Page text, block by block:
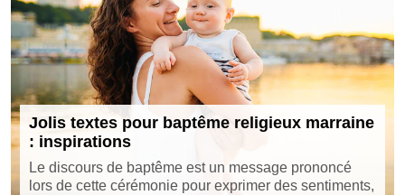
Jolis textes pour baptême religieux marraine
: inspirations
Le discours de baptême est un message prononcé
lors de cette cérémonie pour exprimer des sentiments,